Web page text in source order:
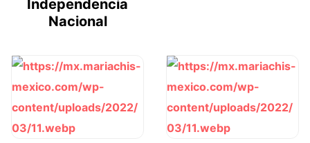
Independencia
Nacional